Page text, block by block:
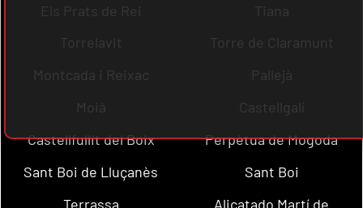
Els Prats de Rei
Tiana
Torrelavit
Torre de Claramunt
Montcada i Reixac
Pallejà
Moià
Castellgalí
Castellfullit del Boix
Perpètua de Mogoda
Sant Boi de Lluçanès
Sant Boi
Terrassa
Alicatado Martí de